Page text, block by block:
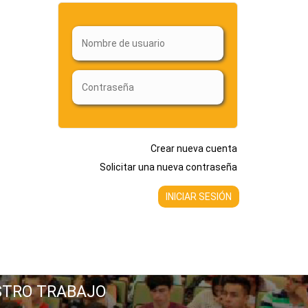
Crear nueva cuenta
Solicitar una nueva contraseña
TRABAJO